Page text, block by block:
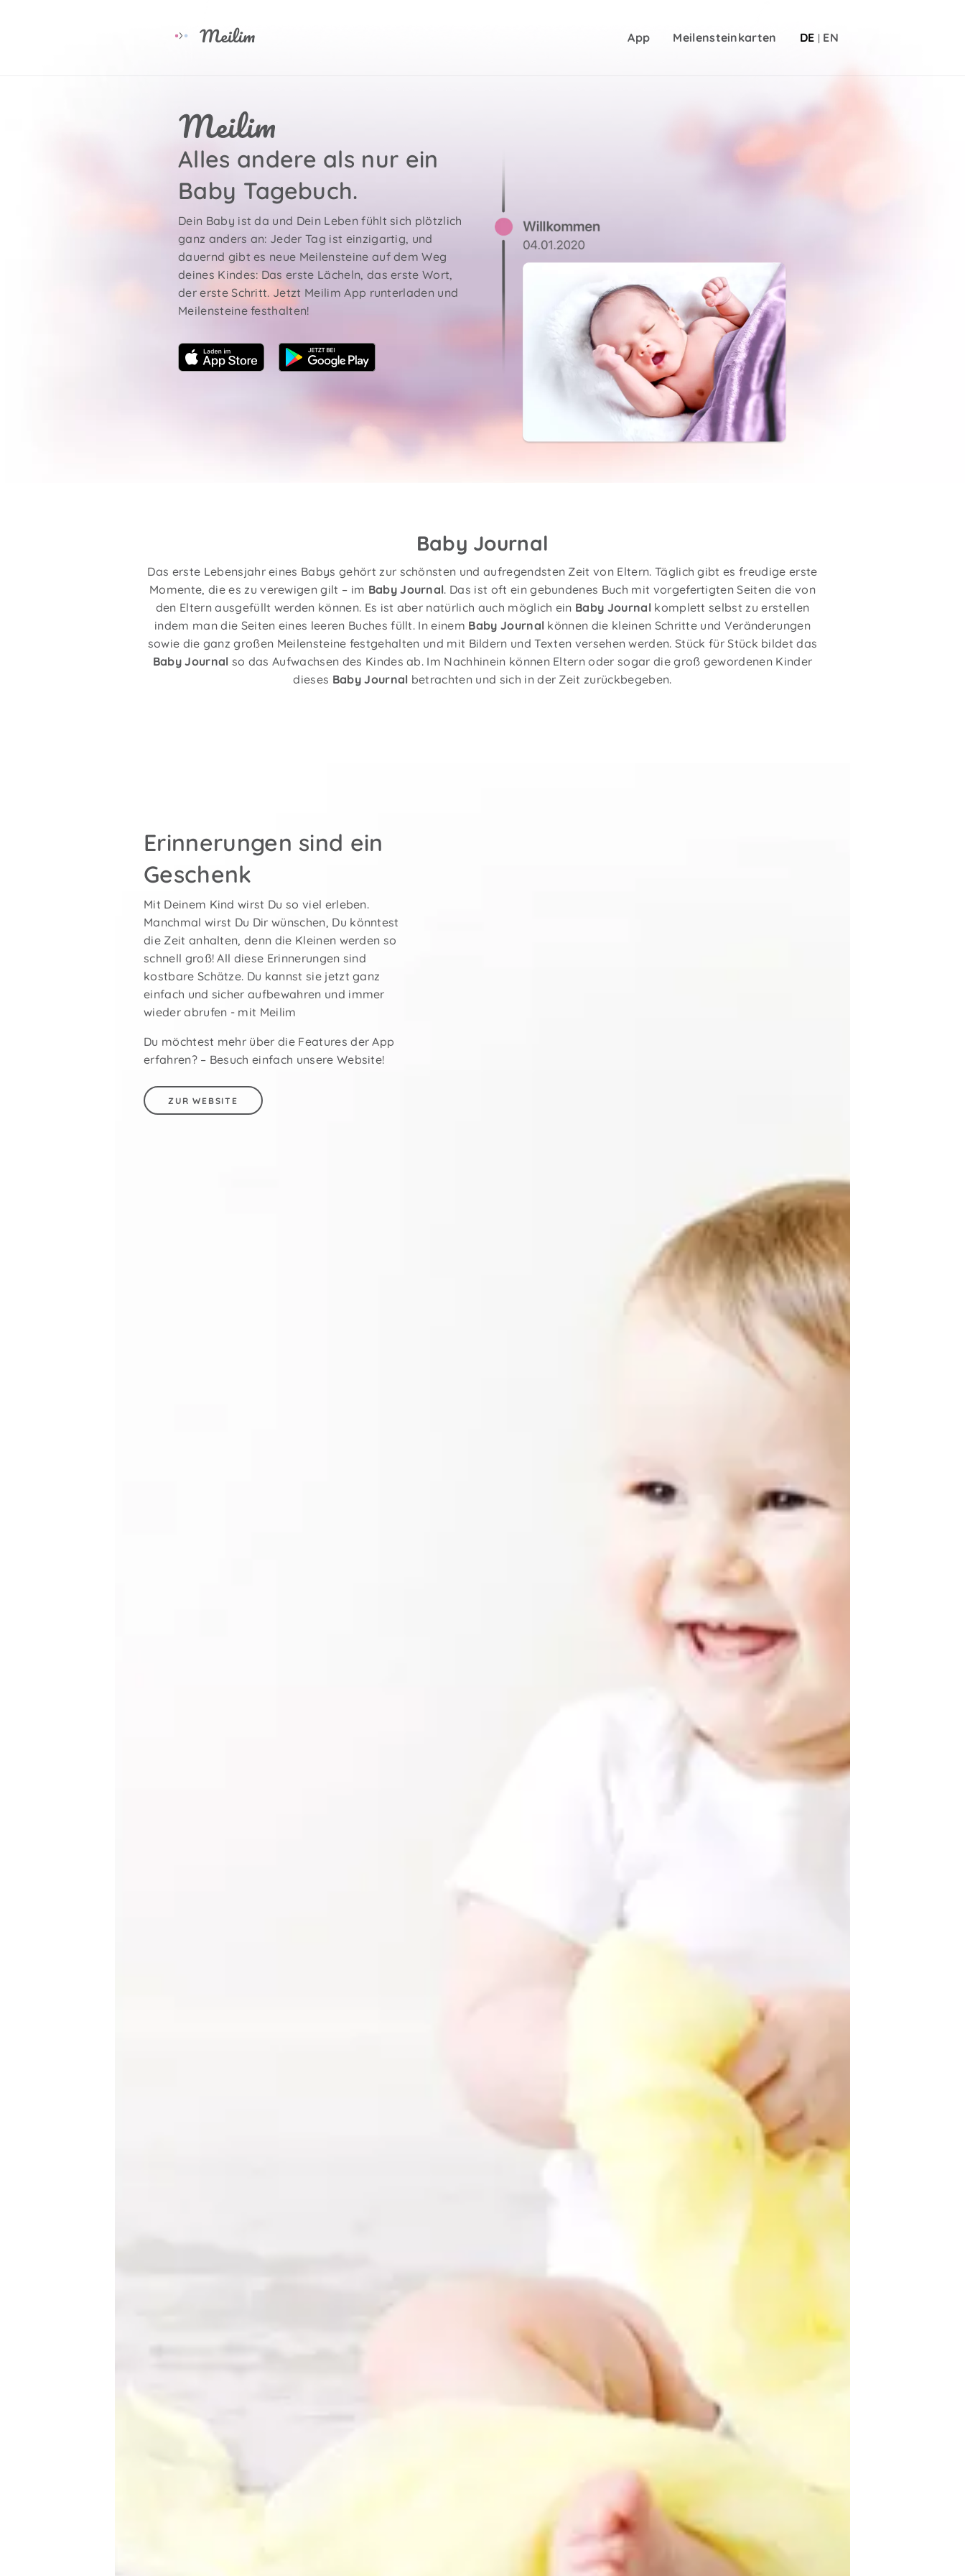
App Meilensteinkarten DE | EN
Alles andere als nur ein
Baby Tagebuch.
Dein Baby ist da und Dein Leben fühlt sich plötzlich
ganz anders an: Jeder Tag ist einzigartig, und
dauernd gibt es neue Meilensteine auf dem Weg
deines Kindes: Das erste Lächeln, das erste Wort,
der erste Schritt. Jetzt Meilim App runterladen und
Meilensteine festhalten!
Baby Journal
Das erste Lebensjahr eines Babys gehört zur schönsten und aufregendsten Zeit von Eltern. Täglich gibt es freudige erste
Momente, die es zu verewigen gilt – im Baby Journal. Das ist oft ein gebundenes Buch mit vorgefertigten Seiten die von
den Eltern ausgefüllt werden können. Es ist aber natürlich auch möglich ein Baby Journal komplett selbst zu erstellen
indem man die Seiten eines leeren Buches füllt. In einem Baby Journal können die kleinen Schritte und Veränderungen
sowie die ganz großen Meilensteine festgehalten und mit Bildern und Texten versehen werden. Stück für Stück bildet das
Baby Journal so das Aufwachsen des Kindes ab. Im Nachhinein können Eltern oder sogar die groß gewordenen Kinder
dieses Baby Journal betrachten und sich in der Zeit zurückbegeben.
Erinnerungen sind ein
Geschenk
Mit Deinem Kind wirst Du so viel erleben.
Manchmal wirst Du Dir wünschen, Du könntest
die Zeit anhalten, denn die Kleinen werden so
schnell groß! All diese Erinnerungen sind
kostbare Schätze. Du kannst sie jetzt ganz
einfach und sicher aufbewahren und immer
wieder abrufen - mit Meilim
Du möchtest mehr über die Features der App
erfahren? – Besuch einfach unsere Website!
ZUR WEBSITE